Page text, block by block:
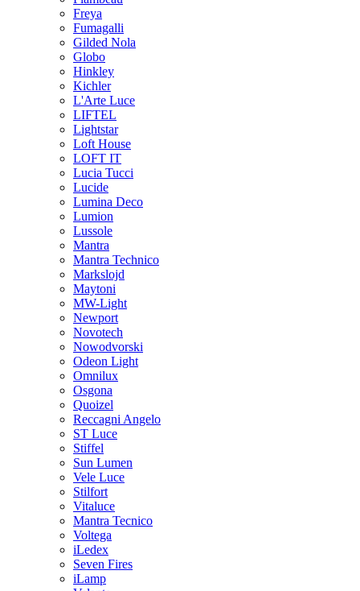
Freya
Fumagalli
Gilded Nola
Globo
Hinkley
Kichler
L'Arte Luce
LIFTEL
Lightstar
Loft House
LOFT IT
Lucia Tucci
Lucide
Lumina Deco
Lumion
Lussole
Mantra
Mantra Technico
Markslojd
Maytoni
MW-Light
Newport
Novotech
Nowodvorski
Odeon Light
Omnilux
Osgona
Quoizel
Reccagni Angelo
ST Luce
Stiffel
Sun Lumen
Vele Luce
Stilfort
Vitaluce
Mantra Tecnico
Voltega
iLedex
Seven Fires
iLamp